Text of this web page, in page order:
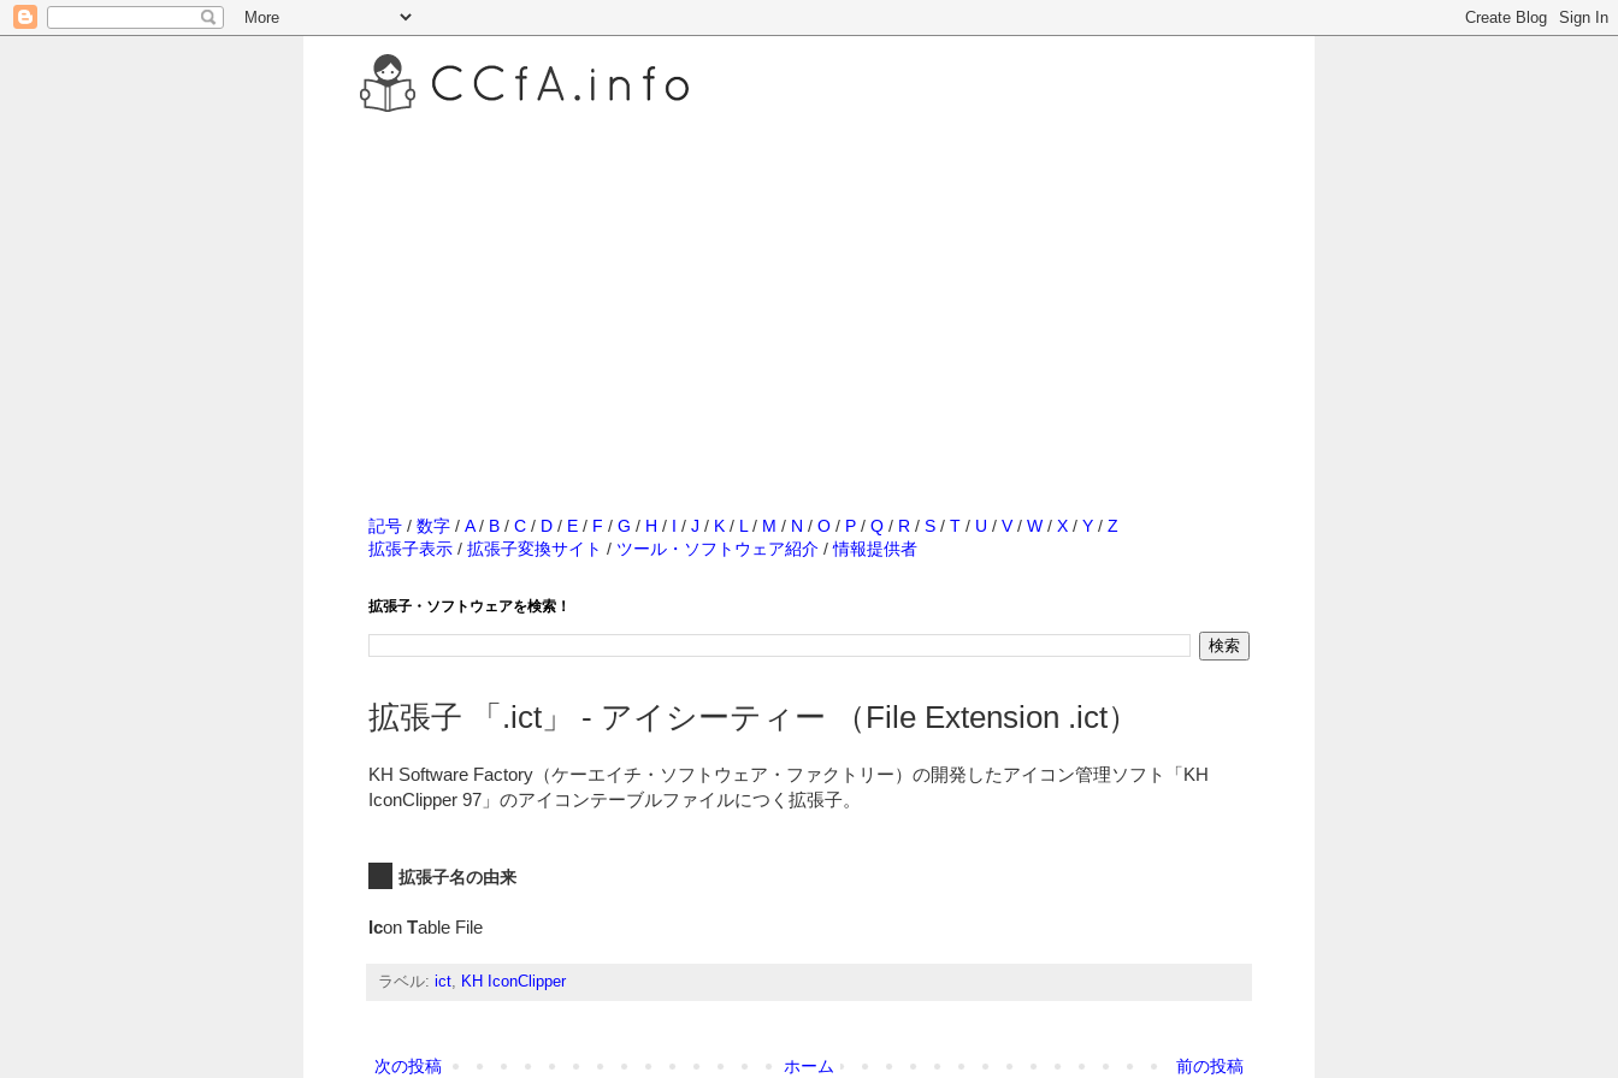
記号 / 数字 / A/ B / C / D / E / F / G / H / I / J / K / L / M / N / O / P / Q / R / S / T / U / V/ W / X / Y / Z
拡張子表示 / 拡張子変換サイト / ツール・ソフトウェア紹介 /情報提供者
拡張子・ソフトウェアを検索！
拡張子 「.ict」 - アイシーティー （File Extension .ict）
KH Software Factory（ケーエイチ・ソフトウェア・ファクトリー）の開発したアイコン管理ソフト「KH
IconClipper 97」のアイコンテーブルファイルにつく拡張子。
拡張子名の由来
Icon Table File
ラベル: ict, KH IconClipper
次の投稿 前の投稿
ホーム